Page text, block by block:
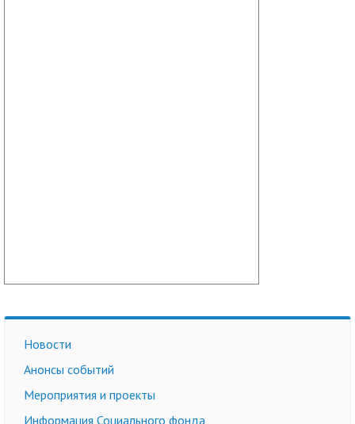
Новости
Анонсы событий
Мероприятия и проекты
Информация Социального фонда